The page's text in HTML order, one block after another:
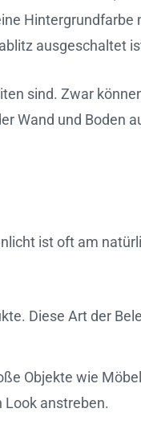
ausgeschaltet
sind. Zwar
Wand und Boden
ist oft am
Diese Art der
Objekte wie
anstreben.